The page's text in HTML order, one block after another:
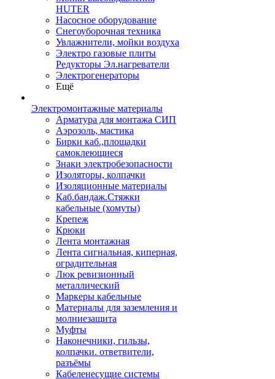
HUTER
Насосное оборудование
Снегоуборочная техника
Увлажнители, мойки воздуха
Электро газовые плиты
Редукторы Эл.нагреватели
Электрогенераторы
Ещё
Электромонтажные материалы
Арматура для монтажа СИП
Аэрозоль, мастика
Бирки каб.,площадки
самоклеющиеся
Знаки электробезопасности
Изоляторы, колпачки
Изоляционные материалы
Каб.бандаж.Стяжки
кабельные (хомуты)
Крепеж
Крюки
Лента монтажная
Лента сигнальная, киперная,
оградительная
Люк ревизионный
металлический
Маркеры кабельные
Материалы для заземления и
молниезащита
Муфты
Наконечники, гильзы,
колпачки. ответвители,
разъёмы
Кабеленесущие системы